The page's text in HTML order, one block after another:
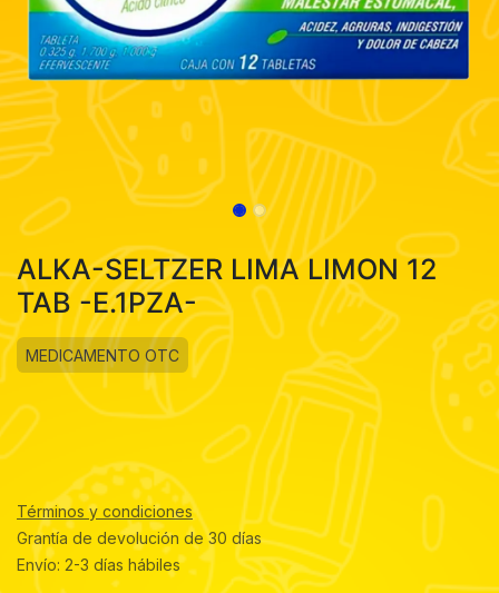
ALKA-SELTZER LIMA LIMON 12
TAB -E.1PZA-
MEDICAMENTO OTC
Términos y condiciones
Grantía de devolución de 30 días
Envío: 2-3 días hábiles